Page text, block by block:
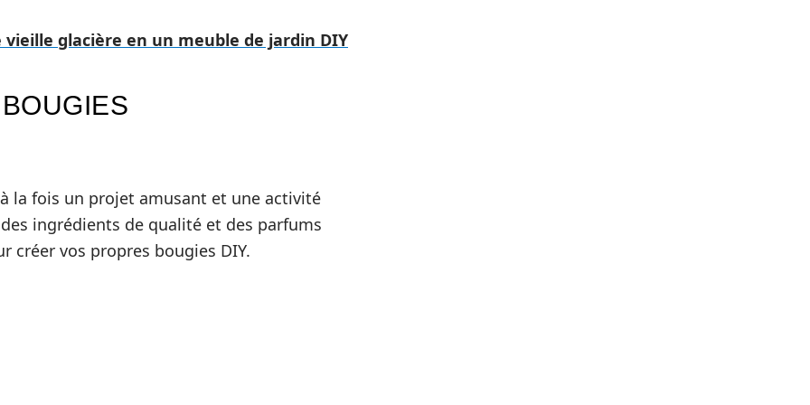
glacière en un meuble de jardin DIY
la fois un projet amusant et une activité
ingrédients de qualité et des parfums
créer vos propres bougies DIY.